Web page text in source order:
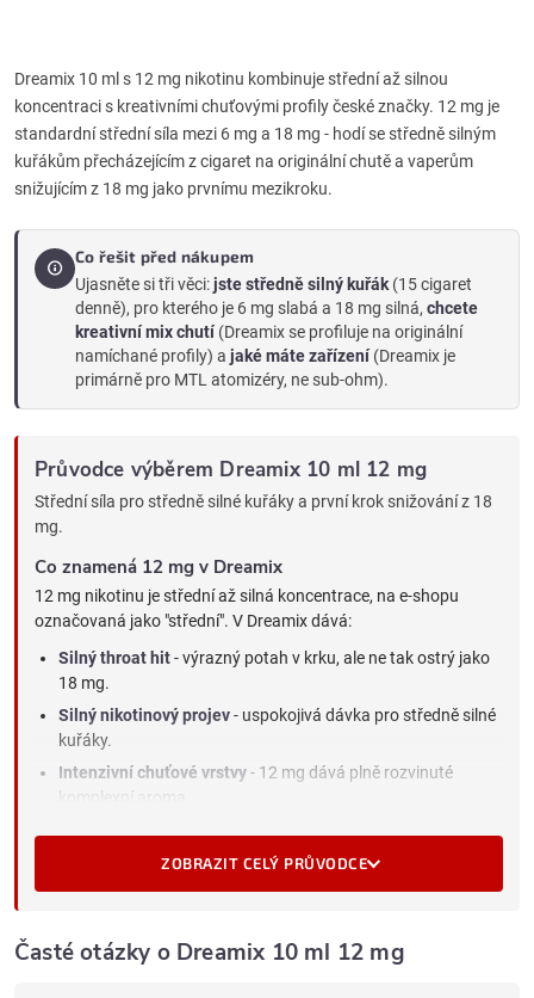
u
Dreamix 10 ml s 12 mg nikotinu kombinuje střední až silnou
koncentraci s kreativními chuťovými profily české značky. 12 mg je
standardní střední síla mezi 6 mg a 18 mg - hodí se středně silným
kuřákům přecházejícím z cigaret na originální chutě a vaperům
snižujícím z 18 mg jako prvnímu mezikroku.
Co řešit před nákupem
Ujasněte si tři věci:jste středně silný kuřák (15 cigaret
denně), pro kterého je 6 mg slabá a 18 mg silná, chcete
kreativní mix chutí (Dreamix se profiluje na originální
namíchané profily) a jaké máte zařízení (Dreamix je
primárně pro MTL atomizéry, ne sub-ohm).
Průvodce výběrem Dreamix 10 ml 12 mg
Střední síla pro středně silné kuřáky a první krok snižování z 18
mg.
Co znamená 12 mg v Dreamix
12 mg nikotinu je střední až silná koncentrace, na e-shopu
označovaná jako "střední". V Dreamix dává:
Silný throat hit- výrazný potah v krku, ale ne tak ostrý jako
18 mg.
Silný nikotinový projev- uspokojivá dávka pro středně silné
kuřáky.
Intenzivní chuťové vrstvy- 12 mg dává plně rozvinuté
komplexní aroma.
Pro koho je Dreamix 12 mg vhodný
Tato kombinace střední síly a kreativních mixů sedí třem
skupinám vaperů:
denně), pro které je 6 mg slabá a 18 mg moc silná.
ZOBRAZIT CELÝ PRŮVODCE
Časté otázky o Dreamix 10 ml 12 mg